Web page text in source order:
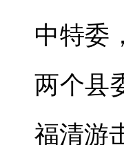
中特委
两个县
福清游